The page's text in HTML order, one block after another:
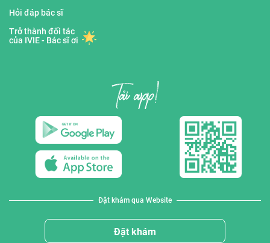
Hỏi đáp bác sĩ
Trở thành đối tác
của IVIE - Bác sĩ ơi
Đặt khám qua Website
Đặt khám